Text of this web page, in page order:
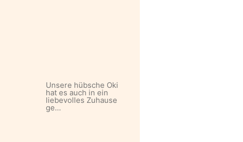
Unsere hübsche Oki
hat es auch in ein
liebevolles Zuhause
ge…